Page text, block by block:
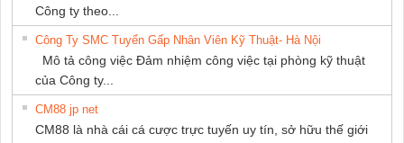
Công ty theo...
Công Ty SMC Tuyển Gấp Nhân Viên Kỹ Thuật- Hà Nội
Mô tả công việc Đảm nhiệm công việc tại phòng kỹ thuật
của Công ty...
CM88 jp net
CM88 là nhà cái cá cược trực tuyến uy tín, sở hữu thế giới